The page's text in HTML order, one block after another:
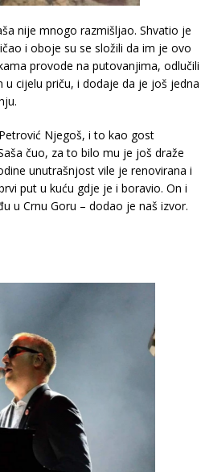
nije mnogo razmišljao. Shvatio je
i oboje su se složili da im je ovo
provode na putovanjima, odlučili
cijelu priču, i dodaje da je još jedna
Njegoš, i to kao gost
čuo, za to bilo mu je još draže
unutrašnjost vile je renovirana i
put u kuću gdje je i boravio. On i
u Crnu Goru – dodao je naš izvor.